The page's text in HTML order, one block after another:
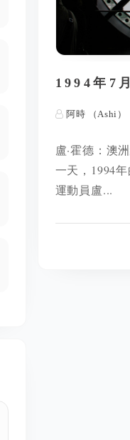
1994年7
阿時 （Ashi）
盧·霍德：澳
一天，1994
運動員盧...